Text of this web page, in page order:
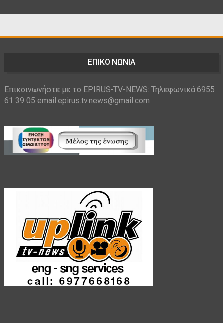
ΕΠΙΚΟΙΝΩΝΙΑ
Επικοινωνήστε με το EPIRUS-TV-NEWS: Τηλεφωνικά:6955
61 39 05 email:epirus.tv.news@gmail.com